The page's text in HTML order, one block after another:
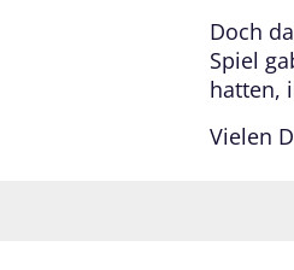
Doch
Spiel
hatten,
Vielen